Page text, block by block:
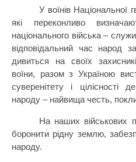
У воїнів Національної
які переконливо
національного війська –
відповідальний час народ
дивиться на своїх
воїни, разом з Україною
суверенітету і цілісності
народу – найвища честь,
На наших військових
бoрoнити рідну землю,
народу.